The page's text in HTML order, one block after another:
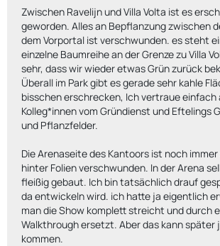
Zwischen Ravelijn und Villa Volta ist es
geworden. Alles an Bepflanzung zwischen
dem Vorportal ist verschwunden. es steht
einzelne Baumreihe an der Grenze zu Villa
sehr, dass wir wieder etwas Grün zurück
Überall im Park gibt es gerade sehr kahle
bisschen erschrecken, Ich vertraue einfach
Kolleg*innen vom Gründienst und Eftelings
und Pflanzfelder.
Die Arenaseite des Kantoors ist noch
hinter Folien verschwunden. In der Arena
fleißig gebaut. Ich bin tatsächlich drauf
da entwickeln wird. ich hatte ja eigentlich
man die Show komplett streicht und durch
Walkthrough ersetzt. Aber das kann später
kommen.